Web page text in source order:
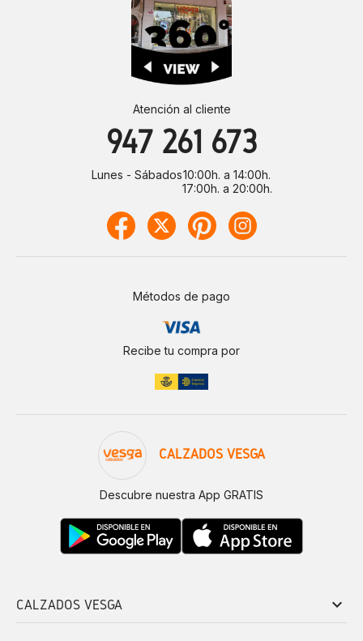
Atención al cliente
947 261 673
Lunes - Sábados10:00h. a 14:00h.
17:00h. a 20:00h.
Métodos de pago
Recibe tu compra por
CALZADOS VESGA
Descubre nuestra App GRATIS
CALZADOS VESGA keyboard_arrow_down